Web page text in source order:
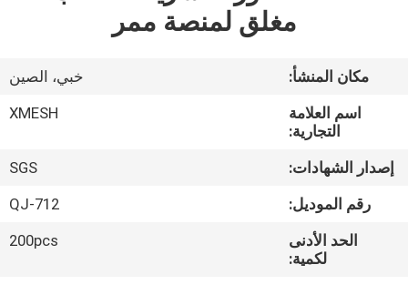
معلومات
جولة
مغلق لمنصة ممر
مكان المنشأ:
خبي، الصين
اسم العلامة
التجارية:
XMESH
إصدار الشهادات:
SGS
رقم الموديل:
QJ-712
الحد الأدنى
لكمية:
200pcs